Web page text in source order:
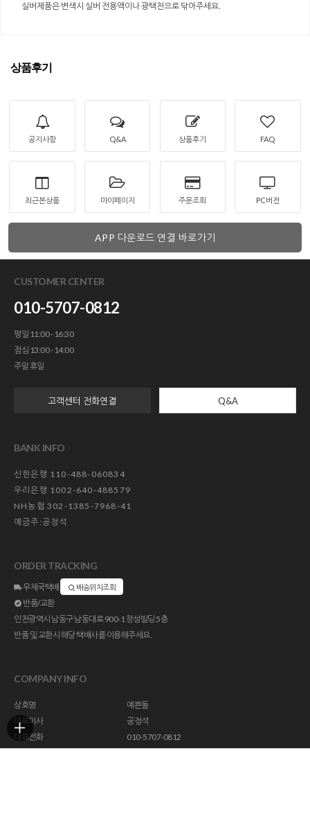
실버제품은 변색시 실버 전용액이나 광택천으로 닦아주세요.
상품후기
공지사항 Q&A 상품후기 FAQ
최근본상품 마이페이지 주문조회 PC버전
APP 다운로드 연결 바로가기
CUSTOMER CENTER
010-5707-0812
평일 11:00 - 16:30
점심 13:00 - 14:00
주말 휴일
고객센터 전화연결 Q&A
BANK INFO
신한은행 110-488-060834
우리은행 1002-640-488579
NH농협 302-1385-7968-41
예금주:공정석
ORDER TRACKING
우체국택배 배송위치조회
반품/교환
인천광역시 남동구 남동대로 900-1 창성빌딩 5층
반품 및 교환시 해당 택배사를 이용해주세요.
COMPANY INFO
상호명
예쁜돌
대표이사
공정석
대표전화
010-5707-0812